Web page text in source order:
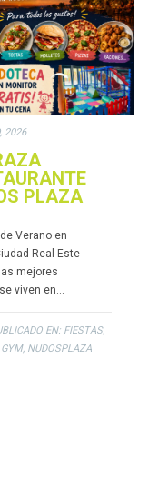
2026
PLAZA
Verano en
Real Este
mejores
viven en…
EN: FIESTAS,
GYM, NUDOSPLAZA